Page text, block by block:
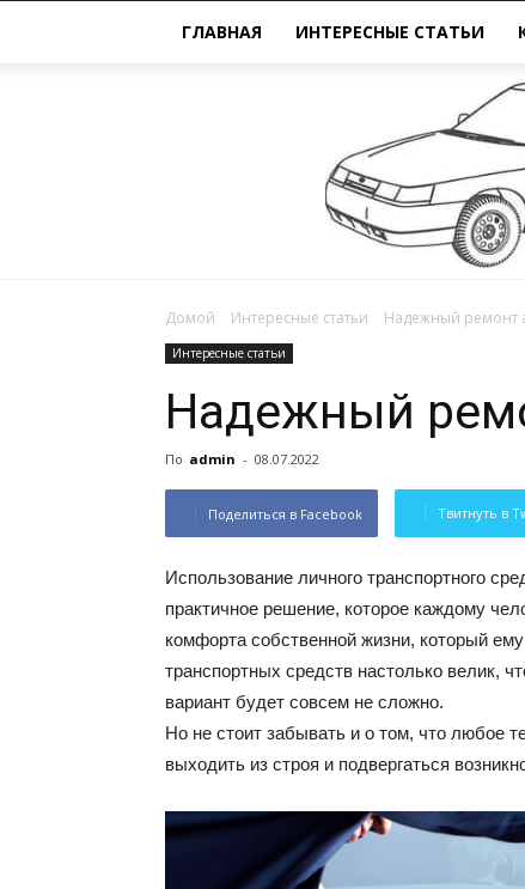
ГЛАВНАЯ ИНТЕРЕСНЫЕ СТАТЬИ
Домой Интересные статьи Надежный ремонт
Интересные статьи
Надежный
По admin - 08.07.2022
Поделиться в Facebook Твитнуть в
Использование личного транспортного
практичное решение, которое каждому
комфорта собственной жизни, который
транспортных средств настолько велик,
вариант будет совсем не сложно.
Но не стоит забывать и о том, что любое
выходить из строя и подвергаться